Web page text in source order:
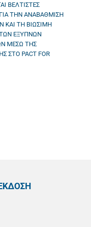
ΒΕΛΤΙΣΤΕΣ
ΤΗΝ ΑΝΑΒΑΘΜΙΣΗ
ΚΑΙ ΤΗ ΒΙΩΣΙΜΗ
ΕΞΥΠΝΩΝ
ΜΕΣΩ ΤΗΣ
ΣΤΟ PACT FOR